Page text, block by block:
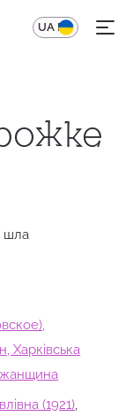
UA EN
шла
Харківська
(1921)